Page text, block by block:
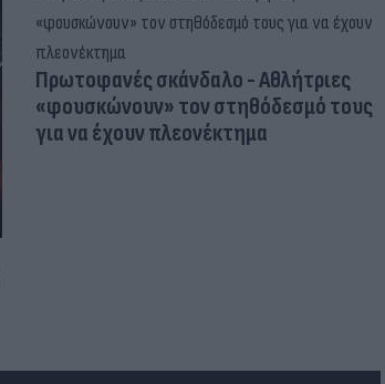
Πρωτοφανές σκάνδαλο - Aθλήτριες
«φουσκώνουν» τον στηθόδεσμό τους
για να έχουν πλεονέκτημα